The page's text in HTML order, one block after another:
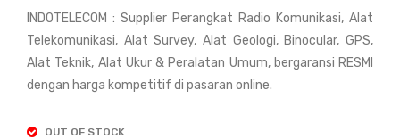
nal
sio
INDOTELECOM : Supplier Perangkat Radio Komunikasi, Alat
Telekomunikasi, Alat Survey, Alat Geologi, Binocular, GPS,
Alat Teknik, Alat Ukur & Peralatan Umum, bergaransi RESMI
dengan harga kompetitif di pasaran online.
OUT OF STOCK